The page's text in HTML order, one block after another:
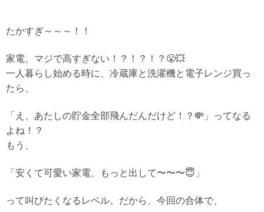
たかすぎ～～～！！
家電、 マジで高すぎない！？！？！？ 😤💥
一人暮らし始める時に、冷蔵庫と洗濯機と電子レンジ買っ
たら、
「え、あたしの貯金全部飛んだんだけど！？💸」ってなる
よね！？
もう、
「安くて可愛い家電、もっと出して〜〜〜😇」
って叫びたくなるレベル。 だから、今回の合体で、